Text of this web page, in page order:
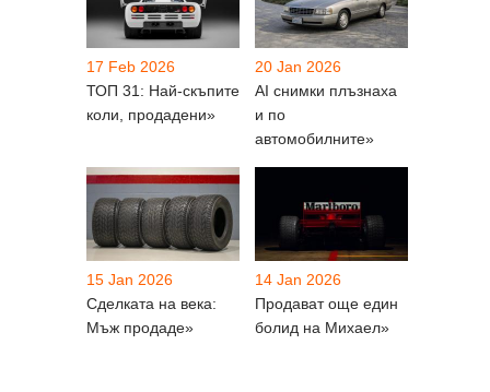
17 Feb 2026
ТОП 31: Най-скъпите
коли, продадени»
20 Jan 2026
AI снимки плъзнаха
и по
автомобилните»
15 Jan 2026
Сделката на века:
Мъж продаде»
14 Jan 2026
Продават още един
болид на Михаел»